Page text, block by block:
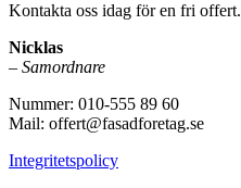
Kontakta oss idag för en fri offert.
Nicklas
– Samordnare
Nummer: 010-555 89 60
Mail: offert@fasadforetag.se
Integritetspolicy